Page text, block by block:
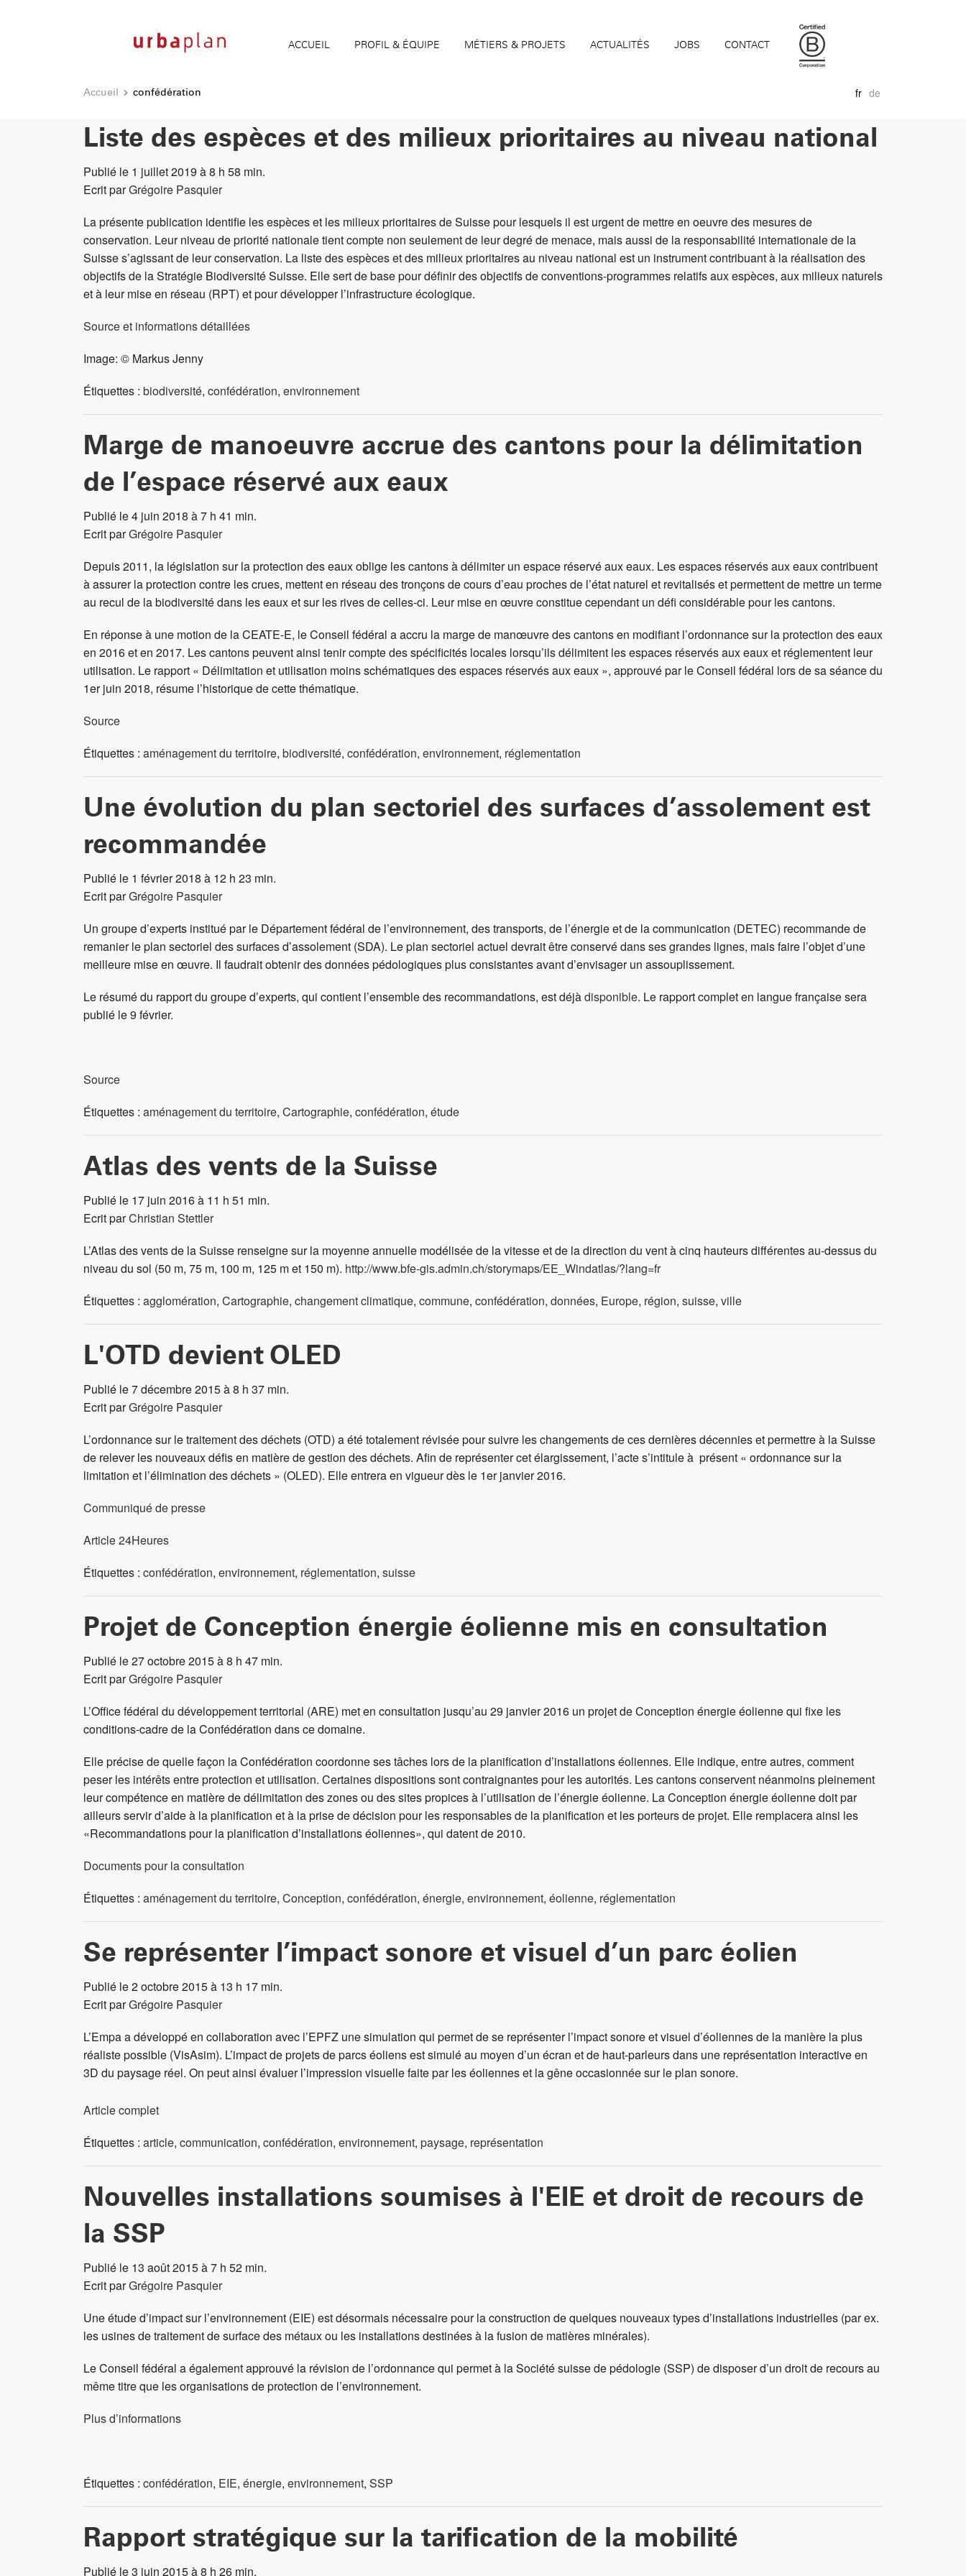
ACCUEIL PROFIL & ÉQUIPE MÉTIERS & PROJETS ACTUALITÉS JOBS CONTACT
Accueil confédération fr de
Liste des espèces et des milieux prioritaires au niveau national
Publié le 1 juillet 2019 à 8 h 58 min.
Ecrit parGrégoire Pasquier
La présente publication identifie les espèces et les milieux prioritaires de Suisse pour lesquels il est urgent de mettre en oeuvre des mesures de
conservation. Leur niveau de priorité nationale tient compte non seulement de leur degré de menace, mais aussi de la responsabilité internationale de la
Suisse s’agissant de leur conservation. La liste des espèces et des milieux prioritaires au niveau national est un instrument contribuant à la réalisation des
objectifs de la Stratégie Biodiversité Suisse. Elle sert de base pour définir des objectifs de conventions-programmes relatifs aux espèces, aux milieux naturels
et à leur mise en réseau (RPT) et pour développer l’infrastructure écologique.
Source et informations détaillées
Image: © Markus Jenny
Étiquettes : biodiversité, confédération, environnement
Marge de manoeuvre accrue des cantons pour la délimitation
de l’espace réservé aux eaux
Publié le 4 juin 2018 à 7 h 41 min.
Ecrit parGrégoire Pasquier
Depuis 2011, la législation sur la protection des eaux oblige les cantons à délimiter un espace réservé aux eaux. Les espaces réservés aux eaux contribuent
à assurer la protection contre les crues, mettent en réseau des tronçons de cours d’eau proches de l’état naturel et revitalisés et permettent de mettre un terme
au recul de la biodiversité dans les eaux et sur les rives de celles-ci. Leur mise en œuvre constitue cependant un défi considérable pour les cantons.
En réponse à une motion de la CEATE-E, le Conseil fédéral a accru la marge de manœuvre des cantons en modifiant l’ordonnance sur la protection des eaux
en 2016 et en 2017. Les cantons peuvent ainsi tenir compte des spécificités locales lorsqu’ils délimitent les espaces réservés aux eaux et réglementent leur
utilisation. Le rapport « Délimitation et utilisation moins schématiques des espaces réservés aux eaux », approuvé par le Conseil fédéral lors de sa séance du
1er juin 2018, résume l’historique de cette thématique.
Source
Étiquettes : aménagement du territoire, biodiversité, confédération, environnement, réglementation
Une évolution du plan sectoriel des surfaces d’assolement est
recommandée
Publié le 1 février 2018 à 12 h 23 min.
Ecrit parGrégoire Pasquier
Un groupe d’experts institué par le Département fédéral de l’environnement, des transports, de l’énergie et de la communication (DETEC) recommande de
remanier le plan sectoriel des surfaces d’assolement (SDA). Le plan sectoriel actuel devrait être conservé dans ses grandes lignes, mais faire l’objet d’une
meilleure mise en œuvre. Il faudrait obtenir des données pédologiques plus consistantes avant d’envisager un assouplissement.
Le résumé du rapport du groupe d’experts, qui contient l’ensemble des recommandations, est déjàdisponible. Le rapport complet en langue française sera
publié le 9 février.
Source
Étiquettes : aménagement du territoire, Cartographie, confédération, étude
Atlas des vents de la Suisse
Publié le 17 juin 2016 à 11 h 51 min.
Ecrit parChristian Stettler
L’Atlas des vents de la Suisse renseigne sur la moyenne annuelle modélisée de la vitesse et de la direction du vent à cinq hauteurs différentes au-dessus du
niveau du sol (50 m, 75 m, 100 m, 125 m et 150 m). http://www.bfe-gis.admin.ch/storymaps/EE_Windatlas/?lang=fr
Étiquettes : agglomération, Cartographie, changement climatique, commune, confédération, données, Europe, région, suisse, ville
L'OTD devient OLED
Publié le 7 décembre 2015 à 8 h 37 min.
Ecrit parGrégoire Pasquier
L’ordonnance sur le traitement des déchets (OTD) a été totalement révisée pour suivre les changements de ces dernières décennies et permettre à la Suisse
de relever les nouveaux défis en matière de gestion des déchets. Afin de représenter cet élargissement, l’acte s’intitule à présent « ordonnance sur la
limitation et l’élimination des déchets » (OLED). Elle entrera en vigueur dès le 1er janvier 2016.
Communiqué de presse
Article 24Heures
Étiquettes : confédération, environnement, réglementation, suisse
Projet de Conception énergie éolienne mis en consultation
Publié le 27 octobre 2015 à 8 h 47 min.
Ecrit parGrégoire Pasquier
L’Office fédéral du développement territorial (ARE) met en consultation jusqu’au 29 janvier 2016 un projet de Conception énergie éolienne qui fixe les
conditions-cadre de la Confédération dans ce domaine.
Elle précise de quelle façon la Confédération coordonne ses tâches lors de la planification d’installations éoliennes. Elle indique, entre autres, comment
peser les intérêts entre protection et utilisation. Certaines dispositions sont contraignantes pour les autorités. Les cantons conservent néanmoins pleinement
leur compétence en matière de délimitation des zones ou des sites propices à l’utilisation de l’énergie éolienne. La Conception énergie éolienne doit par
ailleurs servir d’aide à la planification et à la prise de décision pour les responsables de la planification et les porteurs de projet. Elle remplacera ainsi les
«Recommandations pour la planification d’installations éoliennes», qui datent de 2010.
Documents pour la consultation
Étiquettes : aménagement du territoire, Conception, confédération, énergie, environnement, éolienne, réglementation
Se représenter l’impact sonore et visuel d’un parc éolien
Publié le 2 octobre 2015 à 13 h 17 min.
Ecrit parGrégoire Pasquier
L’Empa a développé en collaboration avec l’EPFZ une simulation qui permet de se représenter l’impact sonore et visuel d’éoliennes de la manière la plus
réaliste possible (VisAsim). L’impact de projets de parcs éoliens est simulé au moyen d’un écran et de haut-parleurs dans une représentation interactive en
3D du paysage réel. On peut ainsi évaluer l’impression visuelle faite par les éoliennes et la gêne occasionnée sur le plan sonore.
Article complet
Étiquettes : article, communication, confédération, environnement, paysage, représentation
Nouvelles installations soumises à l'EIE et droit de recours de
la SSP
Publié le 13 août 2015 à 7 h 52 min.
Ecrit parGrégoire Pasquier
Une étude d’impact sur l’environnement (EIE) est désormais nécessaire pour la construction de quelques nouveaux types d’installations industrielles (par ex.
les usines de traitement de surface des métaux ou les installations destinées à la fusion de matières minérales).
Le Conseil fédéral a également approuvé la révision de l’ordonnance qui permet à la Société suisse de pédologie (SSP) de disposer d’un droit de recours au
même titre que les organisations de protection de l’environnement.
Plus d’informations
Étiquettes : confédération, EIE, énergie, environnement, SSP
Rapport stratégique sur la tarification de la mobilité
Publié le 3 juin 2015 à 8 h 26 min.